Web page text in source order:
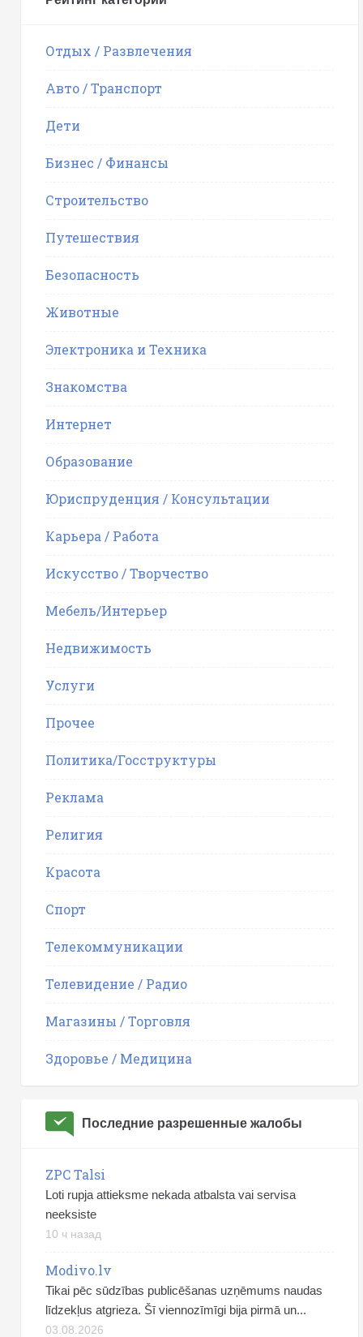
Отдых / Развлечения
Авто / Транспорт
Дети
Бизнес / Финансы
Строительство
Путешествия
Безопасность
Животные
Электроника и Техника
Знакомства
Интернет
Образование
Юриспруденция / Консультации
Карьера / Работа
Искусство / Творчество
Мебель/Интерьер
Недвижимость
Услуги
Прочее
Политика/Госструктуры
Реклама
Религия
Красота
Спорт
Телекоммуникации
Телевидение / Радио
Магазины / Торговля
Здоровье / Медицина
Последние разрешенные жалобы
ZPC Talsi
Loti rupja attieksme nekada atbalsta vai servisa
neeksiste
10 ч назад
Modivo.lv
Tikai pēc sūdzības publicēšanas uzņēmums naudas
līdzekļus atgrieza. Šī viennozīmīgi bija pirmā un...
03.08.2026